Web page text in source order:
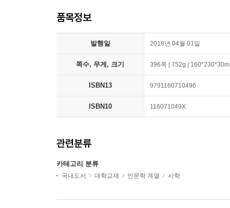
품목정보
발행일 2018년 04월 01일
쪽수, 무게, 크기 396쪽 | 752g |
ISBN13 9791160710496
ISBN10 116071049X
관련분류
카테고리 분류
국내도서 대학교재 인문학 계열 사학